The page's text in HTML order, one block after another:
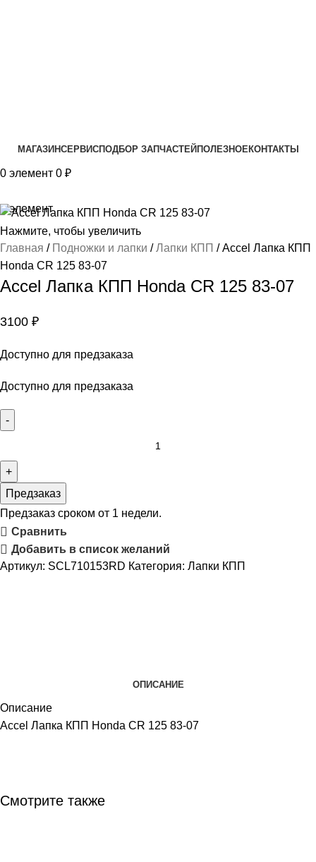
МАГАЗИНСЕРВИСПОДБОР ЗАПЧАСТЕЙ ПОЛЕЗНОЕКОНТАКТЫ
0 элемент 0 ₽
0элемент
Нажмите, чтобы увеличить
Главная
Подножки и лапки Лапки КПП
Accel Лапка КПП
Honda CR 125 83-07
Accel Лапка КПП Honda CR 125 83-07
3100 ₽
Доступно для предзаказа
Доступно для предзаказа
Предзаказ
Предзаказ сроком от 1 недели.
Сравнить
Добавить в список желаний
Артикул: SCL710153RD Категория: Лапки КПП
ОПИСАНИЕ
Описание
Accel Лапка КПП Honda CR 125 83-07
Смотрите также